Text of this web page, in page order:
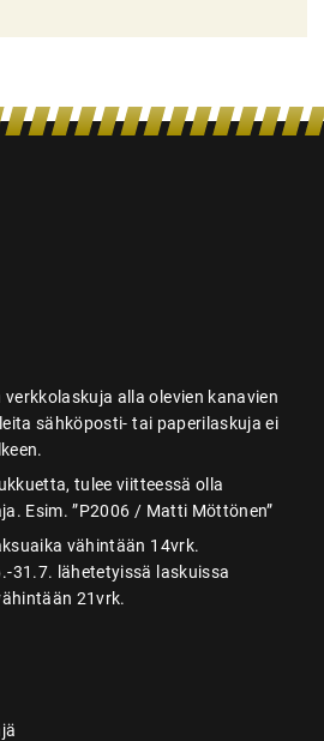
alla olevien kanavien
sähköposti- tai paperilaskuja ei
tulee viitteessä olla
Esim. ”P2006 / Matti Möttönen”
vähintään 14vrk.
31.7. lähetetyissä laskuissa
21vrk.